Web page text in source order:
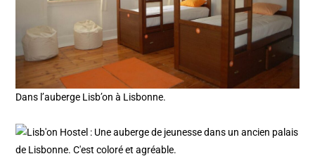
Dans l’auberge Lisb’on à Lisbonne.